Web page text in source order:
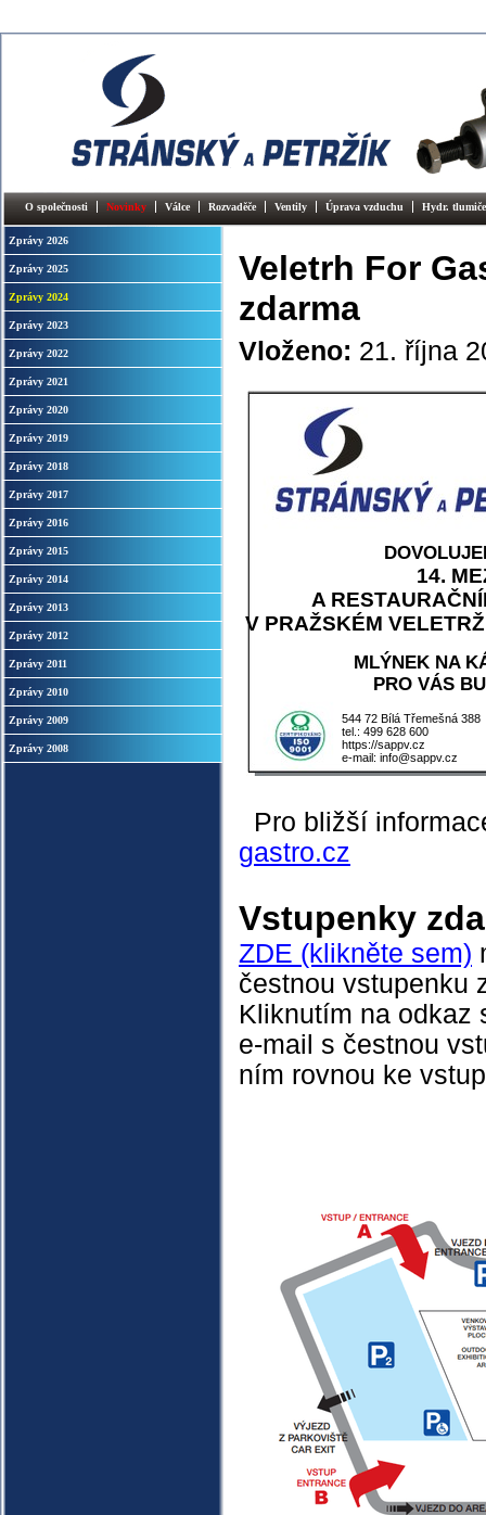
O společnosti Novinky Válce Rozvaděče Ventily Úprava vzduchu Hydr.
Zprávy 2026
Zprávy 2025
Zprávy 2024
Zprávy 2023
Zprávy 2022
Zprávy 2021
Zprávy 2020
Zprávy 2019
Zprávy 2018
Zprávy 2017
Zprávy 2016
Zprávy 2015
Zprávy 2014
Zprávy 2013
Zprávy 2012
Zprávy 2011
Zprávy 2010
Zprávy 2009
Zprávy 2008
Veletrh For
zdarma
Vloženo: 21. října
14.
A
V PRAŽSKÉM
MLÝNEK NA
PRO VÁS
544 72 Bílá Třemešná 388
tel.: 499 628 600
https://sappv.cz
e-mail: info@sappv.cz
Pro bližší
gastro.cz
Vstupenky
ZDE (klikněte sem)
čestnou vstupenku
Kliknutím na odkaz
e-mail s čestnou
ním rovnou ke